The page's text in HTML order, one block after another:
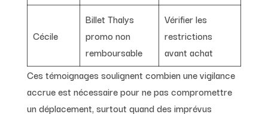
Cécile
Billet Thalys
promo non
remboursable
Vérifier les
restrictions
avant achat
Ces témoignages soulignent combien une vigilance
accrue est nécessaire pour ne pas compromettre
un déplacement, surtout quand des imprévus